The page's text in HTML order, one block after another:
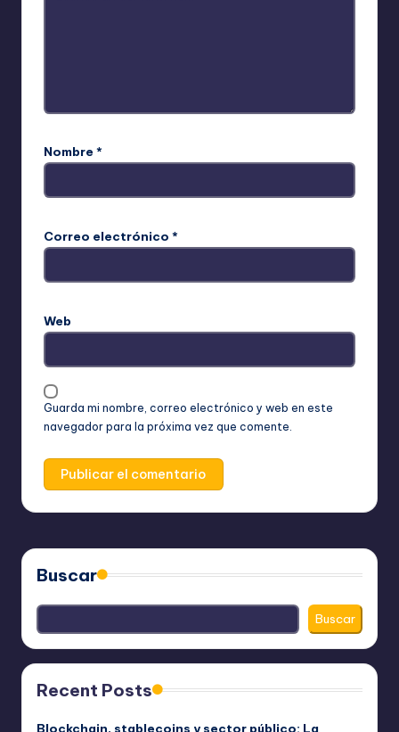
Nombre *
Correo electrónico *
Web
Guarda mi nombre, correo electrónico y web en este
navegador para la próxima vez que comente.
Buscar
Buscar
Recent Posts
Blockchain, stablecoins y sector público: La